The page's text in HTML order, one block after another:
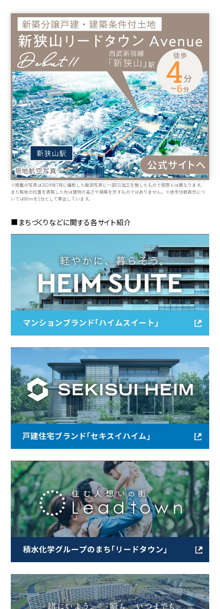
※掲載の写真は2024年7月に撮影した航空写真に一部CG加工を施したもので実際とは異なります。
また現地の位置を表現した光は建物の高さや規模を示すものではありません。※徒歩分数表示につ
いては80mを1分として算出しています。
■まちづくりなどに関する各サイト紹介